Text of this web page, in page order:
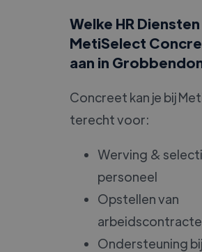
Welke HR
MetiSelect
aan in
Concreet kan je bij
terecht voor:
Werving &
personeel
Opstellen van
Ondersteuning bij